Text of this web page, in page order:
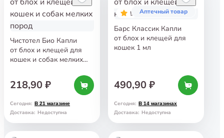
Чистотел Био Капли
от блох и клещей для
кошек и собак мелких
218,90 ₽
Сегодня: В 21 магазине
Доставка: Недоступна
5 Аптечный товар
Барс Классик Капли
от блох и клещей для
кошек 1 мл
490,90 ₽
Сегодня: В 14 магазинах
Доставка: Недоступна